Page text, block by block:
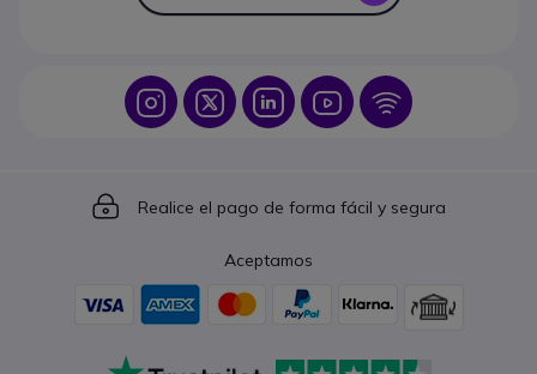
Icon IconIcon Icon Icon
Icon
Realice el pago de forma fácil y segura
Aceptamos